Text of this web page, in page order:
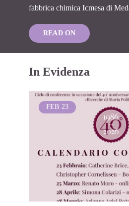
fabbrica chimica Icmesa di
READ ON
In Evidenza
FEB 23